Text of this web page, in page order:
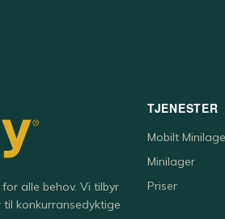
alle behov. Vi tilbyr
konkurransedyktige
TJENESTER
Mobilt
Minilager
Priser